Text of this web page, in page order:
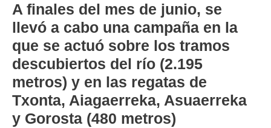
A finales del mes de junio, se
llevó a cabo una campaña en la
que se actuó sobre los tramos
descubiertos del río (2.195
metros) y en las regatas de
Txonta, Aiagaerreka, Asuaerreka
y Gorosta (480 metros)